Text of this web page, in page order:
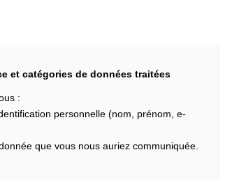
et catégories de données traitées
:
personnelle (nom, prénom, e-
que vous nous auriez communiquée.